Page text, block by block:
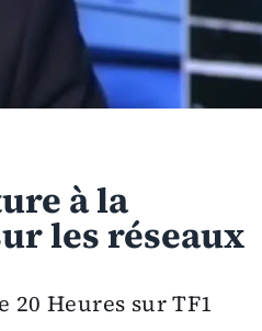
à la
les réseaux
Heures sur TF1